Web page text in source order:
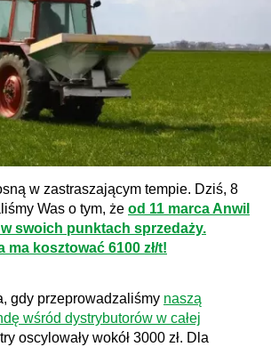
w zastraszającym tempie. Dziś, 8
Was o tym, że od 11 marca Anwil
swoich punktach sprzedaży.
ma kosztować 6100 zł/t!
gdy przeprowadzaliśmy naszą
wśród dystrybutorów w całej
oscylowały wokół 3000 zł. Dla